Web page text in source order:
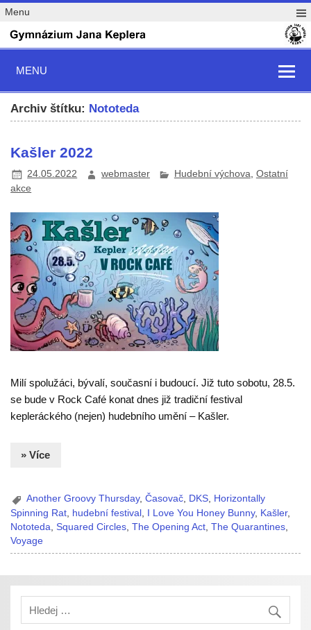
Menu
MENU
Archiv štítku: Nototeda
Kašler 2022
24.05.2022 webmaster Hudební výchova, Ostatní
akce
Milí spolužáci, bývalí, současní i budoucí. Již tuto sobotu, 28.5.
se bude v Rock Café konat dnes již tradiční festival
kepleráckého (nejen) hudebního umění – Kašler.
» Více
Another Groovy Thursday,Časovač, DKS, Horizontally
Spinning Rat hudební festival I Love You Honey Bunny, Kašler,
Nototeda ,Squared Circles ,The Opening Act ,The Quarantines
Voyage